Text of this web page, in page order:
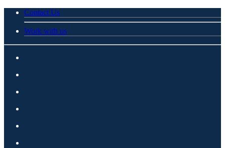
Contact Us
Work with us